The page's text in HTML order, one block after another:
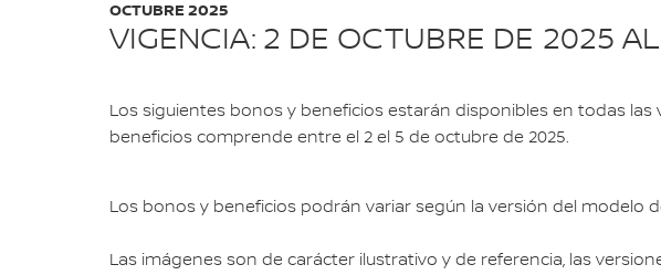
VIGENCIA: 2 DE OCTUBRE DE 2025
OCTUBRE 2025
Los siguientes bonos y beneficios estarán disponibles en todas las
beneficios comprende entre el 2 el 5 de octubre de 2025.
Los bonos y beneficios podrán variar según la versión del modelo
Las imágenes son de carácter ilustrativo y de referencia, las